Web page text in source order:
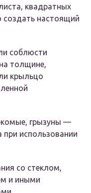
квадратных
создать настоящий
соблюсти
толщине,
крыльцо
грызуны —
при использовании
со стеклом,
и иными